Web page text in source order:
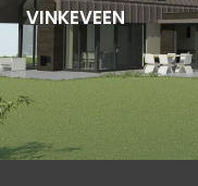
VINKEVEEN